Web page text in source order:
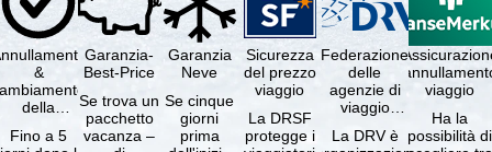
&
della
gratuiti
Fino a 5
Garanzia-
Best-Price
Se trova un
pacchetto
vacanza –
Garanzia
Neve
Se cinque
giorni
prima
Sicurezza
del prezzo
viaggio
La DRSF
protegge i
Federazione
delle
agenzie di
viaggio
La DRV è
viaggio
Ha la
possibilità di